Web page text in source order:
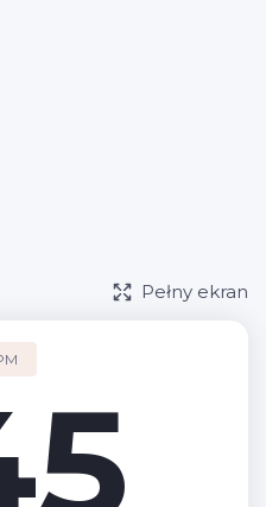
Pełny ekran